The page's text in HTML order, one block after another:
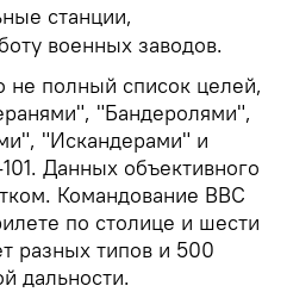
станции,
военных заводов.
полный список целей,
"Бандеролями",
"Искандерами" и
Данных объективного
Командование ВВС
по столице и шести
разных типов и 500
дальности.